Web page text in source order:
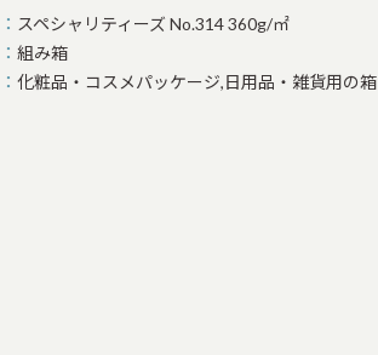
スペシャリティーズ No.314 360g/㎡
組み箱
化粧品・コスメパッケージ,日用品・雑貨用の箱